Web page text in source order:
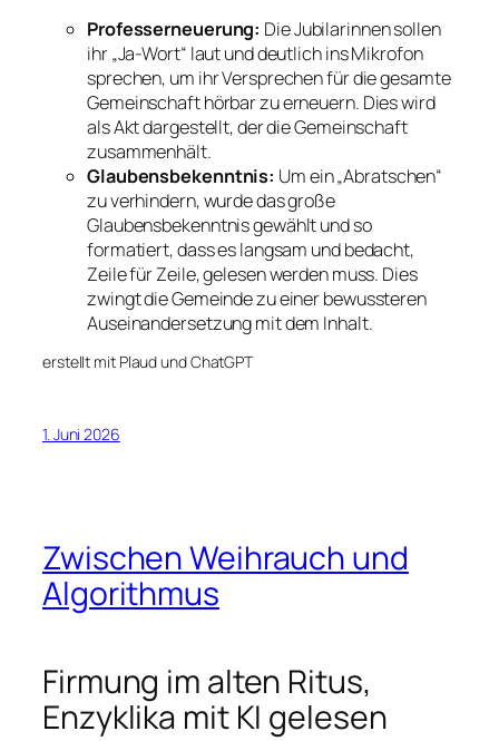
Professerneuerung: Die Jubilarinnen sollen
ihr „Ja-Wort“ laut und deutlich ins Mikrofon
sprechen, um ihr Versprechen für die gesamte
Gemeinschaft hörbar zu erneuern. Dies wird
als Akt dargestellt, der die Gemeinschaft
zusammenhält.
Glaubensbekenntnis: Um ein „Abratschen“
zu verhindern, wurde das große
Glaubensbekenntnis gewählt und so
formatiert, dass es langsam und bedacht,
Zeile für Zeile, gelesen werden muss. Dies
zwingt die Gemeinde zu einer bewussteren
Auseinandersetzung mit dem Inhalt.
erstellt mit Plaud und ChatGPT
1. Juni 2026
Zwischen Weihrauch und
Algorithmus
Firmung im alten Ritus,
Enzyklika mit KI gelesen